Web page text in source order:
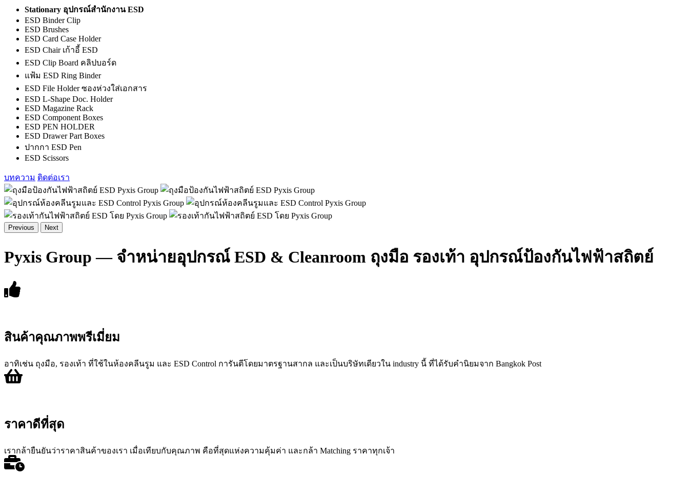
Stationary อุปกรณ์สำนักงาน ESD
ESD Binder Clip
ESD Brushes
ESD Card Case Holder
ESD Chair เก้าอี้ ESD
ESD Clip Board คลิปบอร์ด
แฟ้ม ESD Ring Binder
ESD File Holder ซองห่วงใส่เอกสาร
ESD L-Shape Doc. Holder
ESD Magazine Rack
ESD Component Boxes
ESD PEN HOLDER
ESD Drawer Part Boxes
ปากกา ESD Pen
ESD Scissors
บทความ ติดต่อเรา
Previous Next
Pyxis Group — จำหน่ายอุปกรณ์ ESD & Cleanroom ถุงมือ รองเท้า อุปกรณ์ป้องกันไฟฟ้าสถิตย์
สินค้าคุณภาพพรีเมี่ยม
อาทิเช่น ถุงมือ, รองเท้า ที่ใช้ในห้องคลีนรูม และ ESD Control การันตีโดยมาตรฐานสากล และเป็นบริษัทเดียวใน industry นี้ ที่ได้รับคำนิยมจาก Bangkok Post
ราคาดีที่สุด
เรากล้ายืนยันว่าราคาสินค้าของเรา เมื่อเทียบกับคุณภาพ คือที่สุดแห่งความคุ้มค่า และกล้า Matching ราคาทุกเจ้า